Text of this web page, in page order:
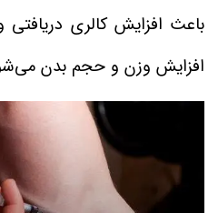
باعث افزایش کالری
افزایش وزن و حجم بدن